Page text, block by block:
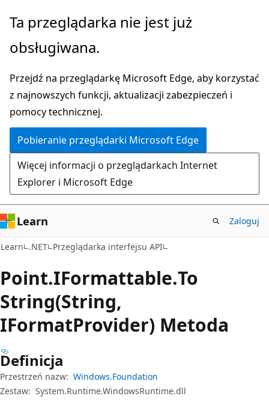
Przejdź
głównej
Przejdź
nawigacji
stronie
Ta przeglądarka nie jest już
obsługiwana.
Przejdź na przeglądarkę Microsoft Edge, aby korzystać
z najnowszych funkcji, aktualizacji zabezpieczeń i
pomocy technicznej.
Pobieranie przeglądarki Microsoft Edge
Więcej informacji o przeglądarkach Internet
Explorer i Microsoft Edge
Learn Zaloguj
Learn .NET Przeglądarka interfejsu API
Point.IFormattable.To
String(String,
IFormatProvider) Metoda
Definicja
Przestrzeń nazw: Windows.Foundation
Zestaw: System.Runtime.WindowsRuntime.dll